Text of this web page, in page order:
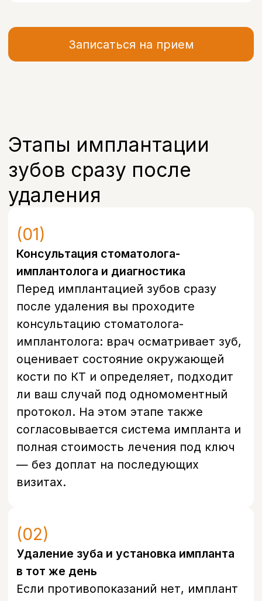
Оставьте свой номер, и наш
администратор свяжется с вами в
течение 5 минут, чтобы подобрать
удобное время и ответить на все
вопросы.
Запишитесь на прием
в удобное время
+7
Я даю согласие на обработку моих
персональных данных в соответствии с
Политикой конфиденциальности
Контакты